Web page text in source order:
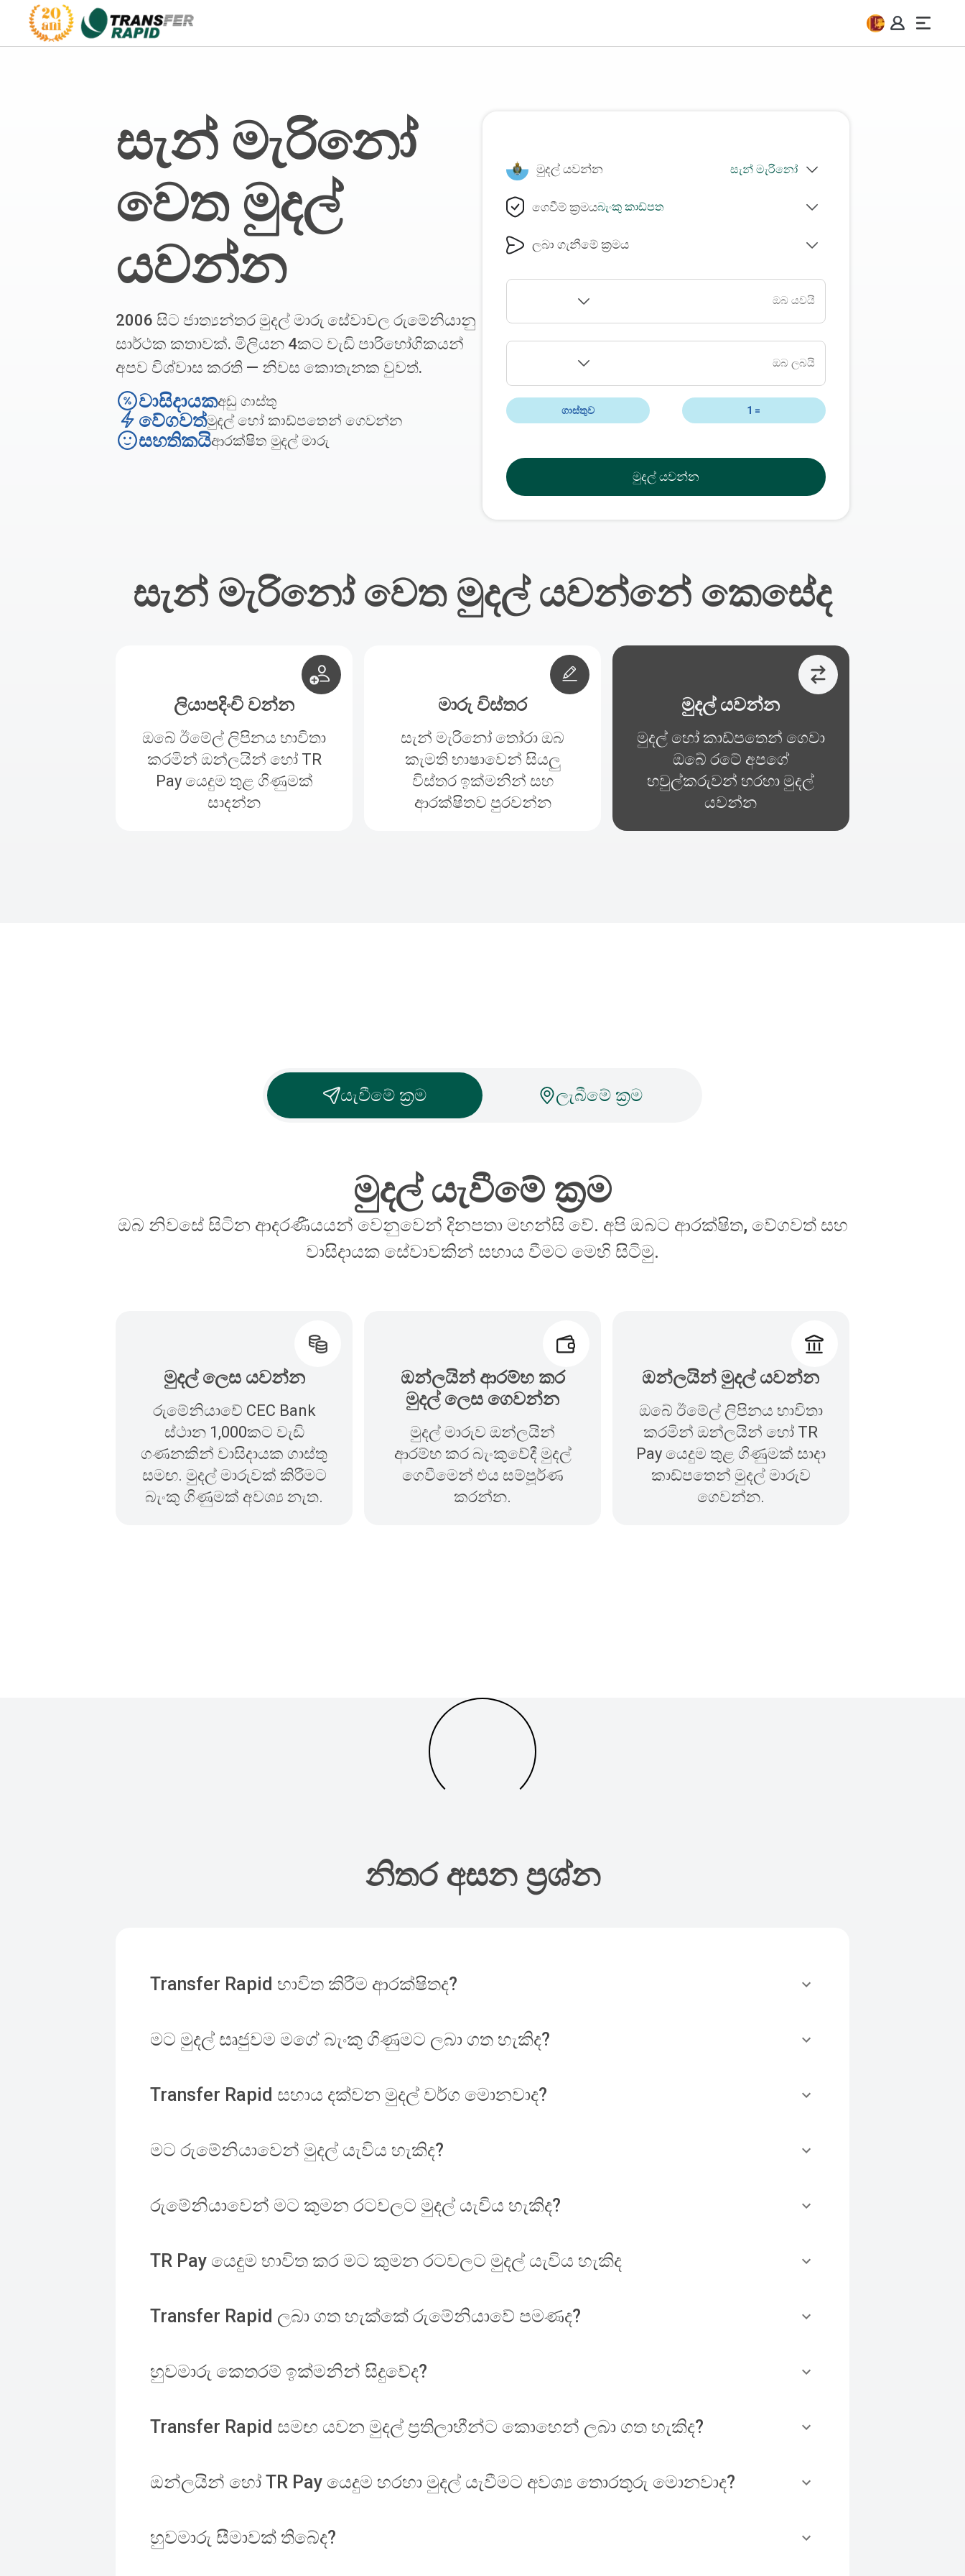
සැන් මැරිනෝ
වෙත මුදල්
යවන්න
2006 සිට ජාත්‍යන්තර මුදල් මාරු සේවාවල රුමේනියානු
සාර්ථක කතාවක්. මිලියන 4කට වැඩි පාරිභෝගිකයන්
අපව විශ්වාස කරති — නිවස කොතැනක වුවත්.
වාසිදායකඅඩු ගාස්තු
වේගවත්මුදල් හෝ කාඩ්පතෙන් ගෙවන්න
සහතිකයිආරක්ෂිත මුදල් මාරු
මුදල් යවන්න
ගෙවීම් ක්‍රමයබැංකු කාඩ්පත
ලබා ගැනීමේ ක්‍රමය
ඔබ යවයි
ඔබ ලබයි
ගාස්තුව 1 =
මුදල් යවන්න
සැන් මැරිනෝ වෙත මුදල් යවන්නේ කෙසේද
ලියාපදිංචි වන්න
ඔබේ ඊමේල් ලිපිනය භාවිතා
කරමින් ඔන්ලයින් හෝ TR
Pay යෙදුම තුළ ගිණුමක්
සාදන්න
මාරු විස්තර
සැන් මැරිනෝ තෝරා ඔබ
කැමති භාෂාවෙන් සියලු
විස්තර ඉක්මනින් සහ
ආරක්ෂිතව පුරවන්න
මුදල් යවන්න
මුදල් හෝ කාඩ්පතෙන් ගෙවා
ඔබේ රටේ අපගේ
හවුල්කරුවන් හරහා මුදල්
යවන්න
යැවීමේ ක්‍රම ලැබීමේ ක්‍රම
මුදල් යැවීමේ ක්‍රම
ඔබ නිවසේ සිටින ආදරණීයයන් වෙනුවෙන් දිනපතා මහන්සි වේ. අපි ඔබට ආරක්ෂිත, වේගවත් සහ
වාසිදායක සේවාවකින් සහාය වීමට මෙහි සිටිමු.
මුදල් ලෙස යවන්න
රුමේනියාවේ CEC Bank
ස්ථාන 1,000කට වැඩි
ගණනකින් වාසිදායක ගාස්තු
සමඟ. මුදල් මාරුවක් කිරීමට
බැංකු ගිණුමක් අවශ්‍ය නැත.
ඔන්ලයින් ආරම්භ කර
මුදල් ලෙස ගෙවන්න
මුදල් මාරුව ඔන්ලයින්
ආරම්භ කර බැංකුවේදී මුදල්
ගෙවීමෙන් එය සම්පූර්ණ
කරන්න.
ඔන්ලයින් මුදල් යවන්න
ඔබේ ඊමේල් ලිපිනය භාවිතා
කරමින් ඔන්ලයින් හෝ TR
Pay යෙදුම තුළ ගිණුමක් සාදා
කාඩ්පතෙන් මුදල් මාරුව
ගෙවන්න.
නිතර අසන ප්‍රශ්න
Transfer Rapid භාවිත කිරීම ආරක්ෂිතද?
මට මුදල් සෘජුවම මගේ බැංකු ගිණුමට ලබා ගත හැකිද?
Transfer Rapid සහාය දක්වන මුදල් වර්ග මොනවාද?
මට රුමේනියාවෙන් මුදල් යැවිය හැකිද?
රුමේනියාවෙන් මට කුමන රටවලට මුදල් යැවිය හැකිද?
TR Pay යෙදුම භාවිත කර මට කුමන රටවලට මුදල් යැවිය හැකිද
Transfer Rapid ලබා ගත හැක්කේ රුමේනියාවේ පමණද?
හුවමාරු කෙතරම් ඉක්මනින් සිදුවේද?
Transfer Rapid සමඟ යවන මුදල් ප්‍රතිලාභීන්ට කොහෙන් ලබා ගත හැකිද?
ඔන්ලයින් හෝ TR Pay යෙදුම හරහා මුදල් යැවීමට අවශ්‍ය තොරතුරු මොනවාද?
හුවමාරු සීමාවක් තිබේද?